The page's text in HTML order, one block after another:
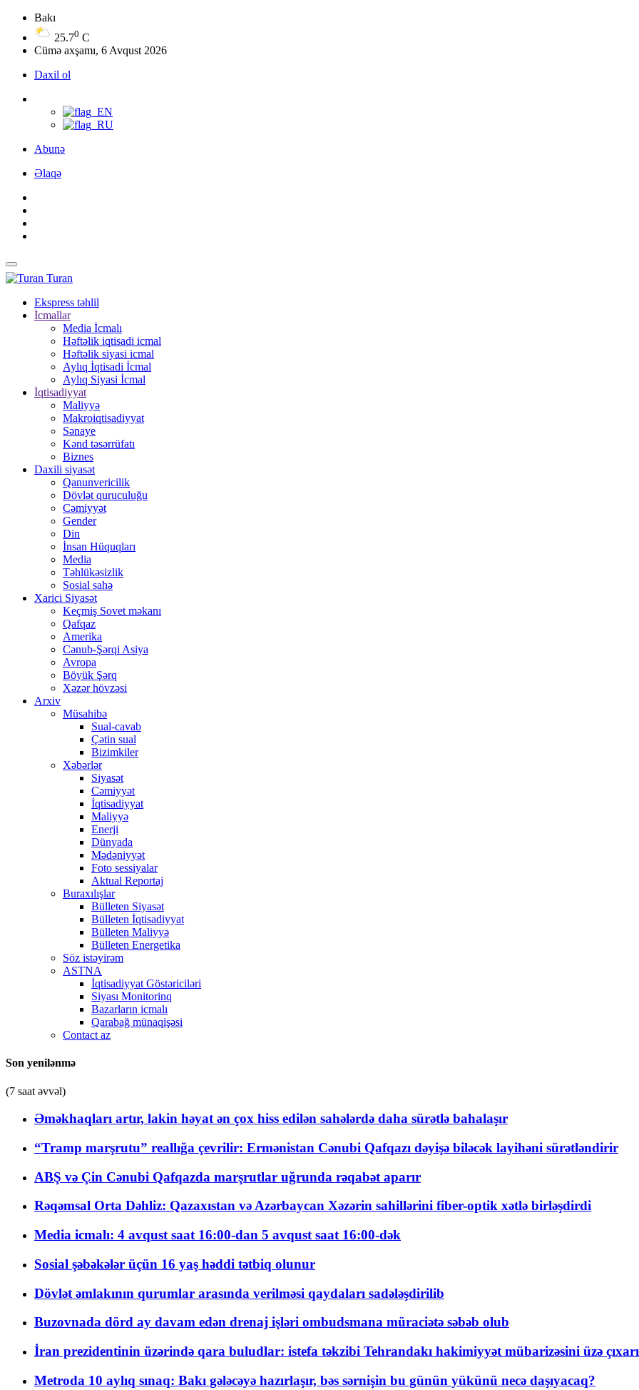
Bakı
25.70 C
Cümə axşamı, 6 Avqust 2026
Daxil ol
Abunə
Əlaqə
Turan
Ekspress təhlil
İcmallar
Media İcmalı
Həftəlik iqtisadi icmal
Həftəlik siyasi icmal
Aylıq İqtisadi İcmal
Aylıq Siyasi İcmal
İqtisadiyyat
Maliyyə
Makroiqtisadiyyat
Sənaye
Kənd təsərrüfatı
Biznes
Daxili siyasət
Qanunvericilik
Dövlət quruculuğu
Cəmiyyət
Gender
Din
İnsan Hüquqları
Media
Təhlükəsizlik
Sosial sahə
Xarici Siyasət
Keçmiş Sovet məkanı
Qafqaz
Amerika
Cənub-Şərqi Asiya
Avropa
Böyük Şərq
Xəzər hövzəsi
Arxiv
Müsahibə
Sual-cavab
Çətin sual
Bizimkiler
Xəbərlər
Siyasət
Cəmiyyət
İqtisadiyyat
Maliyyə
Enerji
Dünyada
Mədəniyyət
Foto sessiyalar
Aktual Reportaj
Buraxılışlar
Bülleten Siyasət
Bülleten İqtisadiyyat
Bülleten Maliyyə
Bülleten Energetika
Söz istəyirəm
ASTNA
İqtisadiyyat Göstəriciləri
Siyası Monitorinq
Bazarların icmalı
Qarabağ münaqişəsi
Contact az
Son yenilənmə
(7 saat əvvəl)
Əməkhaqları artır, lakin həyat ən çox hiss edilən sahələrdə daha sürətlə bahalaşır
“Tramp marşrutu” reallığa çevrilir: Ermənistan Cənubi Qafqazı dəyişə biləcək layihəni sürətləndirir
ABŞ və Çin Cənubi Qafqazda marşrutlar uğrunda rəqabət aparır
Rəqəmsal Orta Dəhliz: Qazaxıstan və Azərbaycan Xəzərin sahillərini fiber-optik xətlə birləşdirdi
Media icmalı: 4 avqust saat 16:00-dan 5 avqust saat 16:00-dək
Sosial şəbəkələr üçün 16 yaş həddi tətbiq olunur
Dövlət əmlakının qurumlar arasında verilməsi qaydaları sadələşdirilib
Buzovnada dörd ay davam edən drenaj işləri ombudsmana müraciətə səbəb olub
İran prezidentinin üzərində qara buludlar: istefa təkzibi Tehrandakı hakimiyyət mübarizəsini üzə
Metroda 10 aylıq sınaq: Bakı gələcəyə hazırlaşır, bəs sərnişin bu günün yükünü necə daşıyacaq?